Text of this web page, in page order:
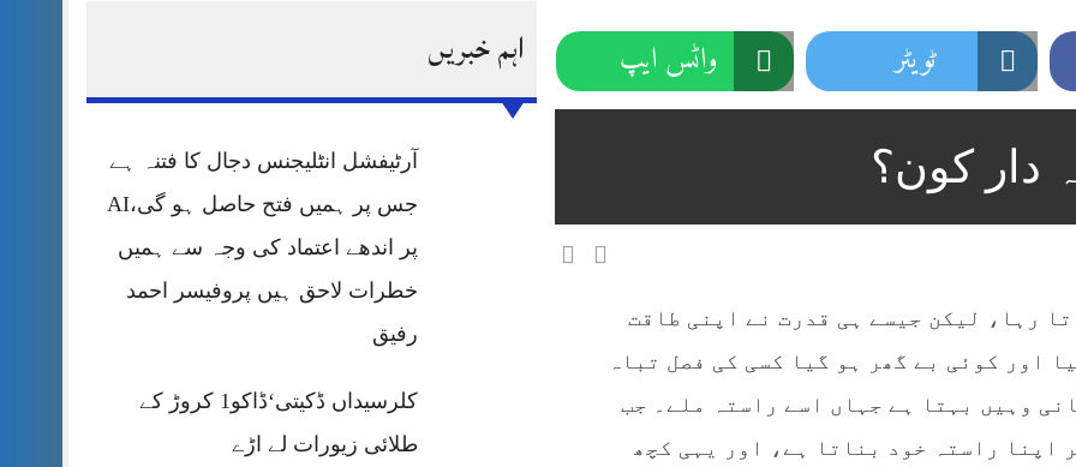
شہری کو پیش ہونے کا حکم
چارسدہ کا بہادر سپوت وطن کی حرمت پر قربان
سپردِ خاک
اہم خبریں
آرٹیفشل انٹلیجنس دجال کا فتنہ ہے
جس پر ہمیں فتح حاصل ہو گی،AI
پر اندھے اعتماد کی وجہ سے ہمیں
خطرات لاحق ہیں پروفیسر احمد
رفیق
کلرسیداں ڈکیتی‘ڈاکو1 کروڑ کے
طلائی زیورات لے اڑے
ٹویٹر واٹس ایپ
دار کون؟
رہا، لیکن جیسے ہی قدرت نے اپنی طاقت
اور کوئی بے گھر ہو گیا کسی کی فصل تباہ
وہیں بہتا ہے جہاں اسے راستہ ملے۔ جب
اپنا راستہ خود بناتا ہے، اور یہی کچھ